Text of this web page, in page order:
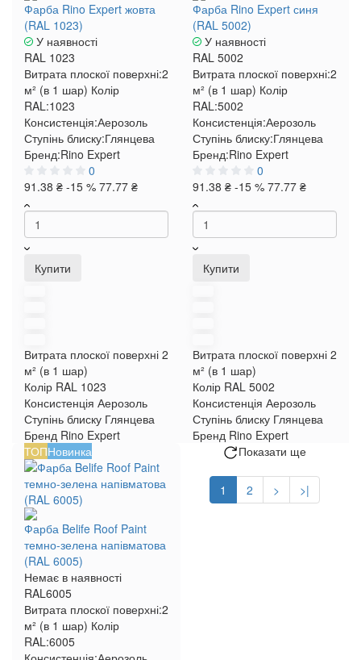
Фарба Rino Expert жовта
(RAL 1023)
У наявності
RAL 1023
Витрата плоскої поверхні:2
м² (в 1 шар) Колір
RAL:1023
Консистенція:Аерозоль
Ступінь блиску:Глянцева
Бренд:Rino Expert
0
91.38 ₴ -15 % 77.77 ₴
Купити
Витрата плоскої поверхні 2
м² (в 1 шар)
Колір RAL 1023
Консистенція Аерозоль
Ступінь блиску Глянцева
Бренд Rino Expert
Фарба Rino Expert синя
(RAL 5002)
У наявності
RAL 5002
Витрата плоскої поверхні:2
м² (в 1 шар) Колір
RAL:5002
Консистенція:Аерозоль
Ступінь блиску:Глянцева
Бренд:Rino Expert
0
91.38 ₴ -15 % 77.77 ₴
Купити
Витрата плоскої поверхні 2
м² (в 1 шар)
Колір RAL 5002
Консистенція Аерозоль
Ступінь блиску Глянцева
Бренд Rino Expert
ТОПНовинка
Фарба Belife Roof Paint
темно-зелена напівматова
(RAL 6005)
Немає в наявності
RAL6005
Витрата плоскої поверхні:2
м² (в 1 шар) Колір
RAL:6005
Показати ще
1 2 > >|